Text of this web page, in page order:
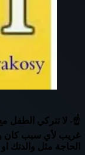
☝- لا تتركي الطفل
غريب لأي سبب كان
الحاجة مثل والدتك